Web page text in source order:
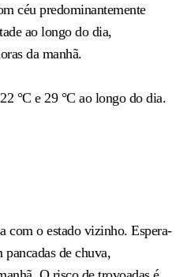
céu predominantemente
ao longo do dia,
da manhã.
°C e 29 °C ao longo do dia.
com o estado vizinho. Espera-
pancadas de chuva,